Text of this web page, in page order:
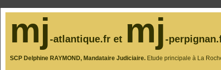
mj-atlantique.fr et mj-
SCP Delphine RAYMOND, Mandataire Judiciaire. Etude principale à La